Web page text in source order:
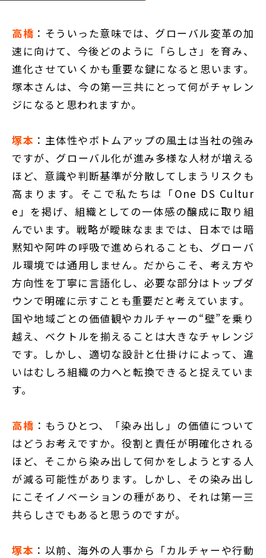
高橋 ：そういった意味では、グローバル変革の加
速に向けて、今後どのように「らしさ」を育み、
進化させていくかも重要な鍵になると思います。
塚本さんは、今の第一三共にとって何がチャレン
ジになると思われますか。
塚本 ：主体性やボトムアップの風土は当社の強み
ですが、グローバル化が進み多様な人材が増える
ほど、意識や判断基準が分散してしまうリスクも
高まります。そこで私たちは「One DS Cultur
e」を掲げ、組織としての一体感の醸成に取り組
んでいます。戦略が曖昧なままでは、日本では暗
黙知や阿吽の呼吸で進められることも、グローバ
ル環境では通用しません。だからこそ、考え方や
方向性を丁寧に言語化し、必要な部分はトップダ
ウンで明確に示すことも重要だと考えています。
国や地域ごとの価値観やカルチャーの“壁”を乗り
越え、ベクトルを揃えることは大きなチャレンジ
です。しかし、適切な設計と仕掛けによって、違
いはむしろ組織の力へと転換できると捉えていま
す。
高橋 ：もうひとつ、「染み出し」の価値について
はどうお考えですか。役割と責任が明確化される
ほど、そこから染み出して何かをしようとする人
が減る可能性があります。しかし、その染み出し
にこそイノベーションの種があり、それは第一三
共らしさでもあると思うのですが。
塚本 ：以前、海外の人事から「カルチャーや行動